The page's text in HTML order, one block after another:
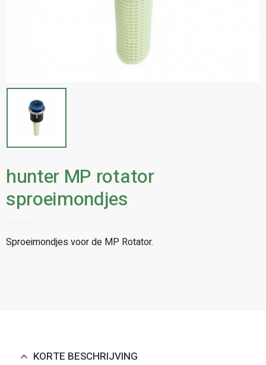
hunter MP rotator
sproeimondjes
Sproeimondjes voor de MP Rotator.
KORTE BESCHRIJVING